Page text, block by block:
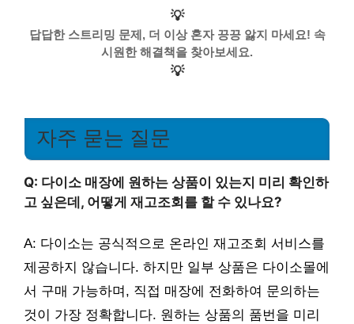
💡
답답한 스트리밍 문제, 더 이상 혼자 끙끙 앓지 마세요! 속
시원한 해결책을 찾아보세요.
💡
자주 묻는 질문
Q: 다이소 매장에 원하는 상품이 있는지 미리 확인하
고 싶은데, 어떻게 재고조회를 할 수 있나요?
A: 다이소는 공식적으로 온라인 재고조회 서비스를
제공하지 않습니다. 하지만 일부 상품은 다이소몰에
서 구매 가능하며, 직접 매장에 전화하여 문의하는
것이 가장 정확합니다. 원하는 상품의 품번을 미리